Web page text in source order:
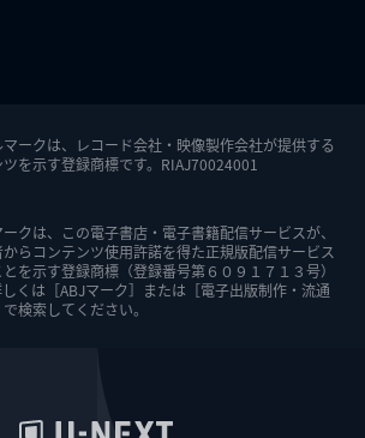
マークは、レコード会社・映像製作会社が提供する
ツを示す登録商標です。RIAJ70024001
クは、この電子書店・電子書籍配信サービスが、
らコンテンツ使用許諾を得た正規版配信サービス
を示す登録商標（登録番号第６０９１７１３号）
くは［ABJマーク］または［電子出版制作・流通
検索してください。